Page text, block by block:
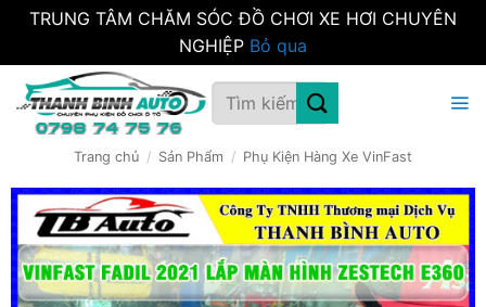
TRUNG TÂM CHĂM SÓC ĐỒ CHƠI XE HƠI CHUYÊN
NGHIỆP Bỏ qua
qua
Tìm
kiếm:
Trang chủ / Sản Phẩm / Phụ Kiện Hàng Xe VinFast